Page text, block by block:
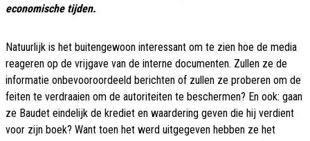
economische tijden.
Natuurlijk is het buitengewoon interessant om te zien hoe de media
reageren op de vrijgave van de interne documenten. Zullen ze de
informatie onbevooroordeeld berichten of zullen ze proberen om de
feiten te verdraaien om de autoriteiten te beschermen? En ook: gaan
ze Baudet eindelijk de krediet en waardering geven die hij verdient
voor zijn boek? Want toen het werd uitgegeven hebben ze het